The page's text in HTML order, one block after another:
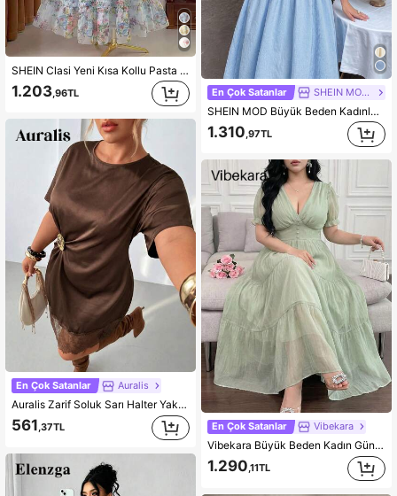
SHEIN Clasi Yeni Kısa Kollu Pasta Tül Çiçekli Elbise, Doğum Günü Partisi, Öğleden Sonra Çay Partisi, Sevgililer Günü Buluşması, Düğün, Akşam Partisi İçin Uygundur
1.203 ,96TL
En Çok Satanlar Auralis
Auralis Zarif Soluk Sarı Halter Yaka Bağlamalı Bel Bol Şemsiye Etek Fırfırlı Etek Büyük Beden Kadın Mini Elbise/Konser/Performans Kostümü/Randevu/Balo/Sevgililer Günü/Parti/Seksi/Zarif Romantik/Ofis Sireni/Siren Stili/Doğum Günü Partisi Kıyafeti Günlük Sokak Giyimi Plaj Tatili Elbisesi
561,37TL
En Çok Satanlar SHEIN MOD CURVE
SHEIN MOD Büyük Beden Kadınlar İçin Zarif Kısa Kollu Midi Elbise, Bükümlü Kalp Yaka Detaylı, İlkbahar/Yaz Elbisesi, Düğün, Zarif Elbiseler, Çay Partisi Kıyafeti, Kır Evi Tarzı Elbise, Tatil, Doğum Günü, Festival, Kabarık Kollu Elbise, Vintage, Retro, Plaj Elbisesi, Kadınlar İçin Mavi Elbiseler, Büyüleyici, Piknik, Parti, Mezuniyet Balosu, Festival ve Doğum Günü Kıyafeti, Uzun Parti Elbiseleri, Mezuniyet Elbisesi, Zarif Tören Elbiseleri, Piknik Elbisesi, Yaz Elbisesi
1.310,97TL
En Çok Satanlar Vibekara
Vibekara Büyük Beden Kadın Günlük Tatil ve İşe Gidiş İçin Şirin Şifon Yazlık Kısa Kollu Elbise
1.290,11TL